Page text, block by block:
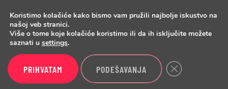
Copyright © 2026 Benchmark.
Koristimo kolačiće kako bismo vam pružili najbolje iskustvo na
našoj veb stranici.
Više o tome koje kolačiće koristimo ili da ih isključite možete
saznati u settings.
PRIHVATAM PODEŠAVANJA Close GDPR